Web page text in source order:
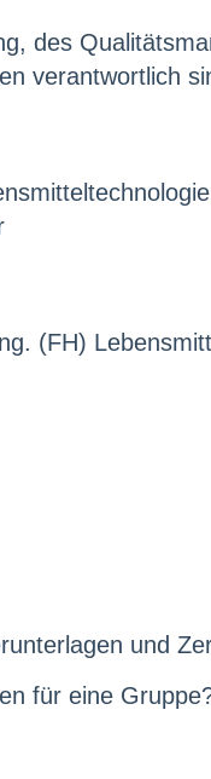
des
verantwortlich
(FH)
und
für eine